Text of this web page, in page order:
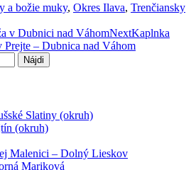
a božie muky, Okres Ilava, Trenčiansky
v Dubnici nad VáhomNextKaplnka
– Dubnica nad Váhom
Slatiny (okruh)
(okruh)
Malenici – Dolný Lieskov
Mariková